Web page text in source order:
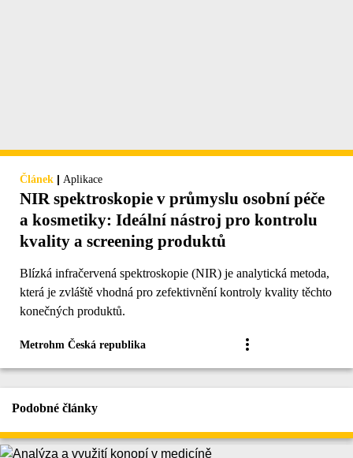
Článek | Aplikace
NIR spektroskopie v průmyslu osobní péče
a kosmetiky: Ideální nástroj pro kontrolu
kvality a screening produktů
Blízká infračervená spektroskopie (NIR) je analytická metoda,
která je zvláště vhodná pro zefektivnění kontroly kvality těchto
konečných produktů.
Metrohm Česká republika
Podobné články